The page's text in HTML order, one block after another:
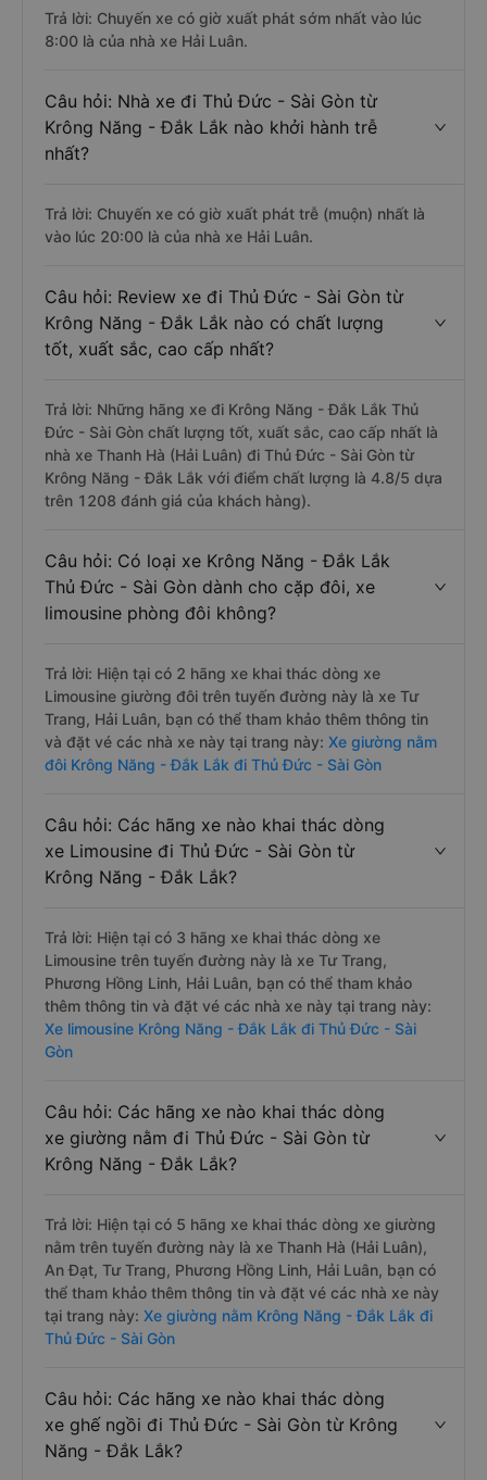
Trả lời: Chuyến xe có giờ xuất phát sớm nhất vào lúc
8:00 là của nhà xe Hải Luân.
Câu hỏi: Nhà xe đi Thủ Đức - Sài Gòn từ
Krông Năng - Đắk Lắk nào khởi hành trễ
nhất?
Trả lời: Chuyến xe có giờ xuất phát trễ (muộn) nhất là
vào lúc 20:00 là của nhà xe Hải Luân.
Câu hỏi: Review xe đi Thủ Đức - Sài Gòn từ
Krông Năng - Đắk Lắk nào có chất lượng
tốt, xuất sắc, cao cấp nhất?
Trả lời: Những hãng xe đi Krông Năng - Đắk Lắk Thủ
Đức - Sài Gòn chất lượng tốt, xuất sắc, cao cấp nhất là
nhà xe Thanh Hà (Hải Luân) đi Thủ Đức - Sài Gòn từ
Krông Năng - Đắk Lắk với điểm chất lượng là 4.8/5 dựa
trên 1208 đánh giá của khách hàng).
Câu hỏi: Có loại xe Krông Năng - Đắk Lắk
Thủ Đức - Sài Gòn dành cho cặp đôi, xe
limousine phòng đôi không?
Trả lời: Hiện tại có 2 hãng xe khai thác dòng xe
Limousine giường đôi trên tuyến đường này là xe Tư
Trang, Hải Luân, bạn có thể tham khảo thêm thông tin
và đặt vé các nhà xe này tại trang này: Xe giường nằm
đôi Krông Năng - Đắk Lắk đi Thủ Đức - Sài Gòn
Câu hỏi: Các hãng xe nào khai thác dòng
xe Limousine đi Thủ Đức - Sài Gòn từ
Krông Năng - Đắk Lắk?
Trả lời: Hiện tại có 3 hãng xe khai thác dòng xe
Limousine trên tuyến đường này là xe Tư Trang,
Phương Hồng Linh, Hải Luân, bạn có thể tham khảo
thêm thông tin và đặt vé các nhà xe này tại trang này:
Xe limousine Krông Năng - Đắk Lắk đi Thủ Đức - Sài
Gòn
Câu hỏi: Các hãng xe nào khai thác dòng
xe giường nằm đi Thủ Đức - Sài Gòn từ
Krông Năng - Đắk Lắk?
Trả lời: Hiện tại có 5 hãng xe khai thác dòng xe giường
nằm trên tuyến đường này là xe Thanh Hà (Hải Luân),
An Đạt, Tư Trang, Phương Hồng Linh, Hải Luân, bạn có
thể tham khảo thêm thông tin và đặt vé các nhà xe này
tại trang này: Xe giường nằm Krông Năng - Đắk Lắk đi
Thủ Đức - Sài Gòn
Câu hỏi: Các hãng xe nào khai thác dòng
xe ghế ngồi đi Thủ Đức - Sài Gòn từ Krông
Năng - Đắk Lắk?